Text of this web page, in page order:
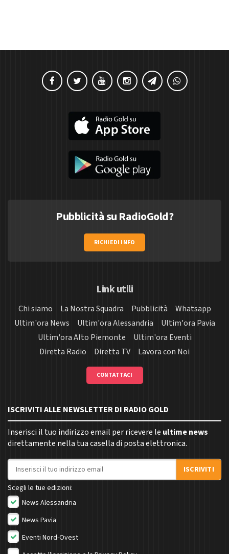
Pubblicità su RadioGold?
RICHIEDI INFO
Link utili
Chi siamo La Nostra Squadra Pubblicità
Whatsapp
Ultim'ora News
Ultim'ora Alessandria
Ultim'ora Pavia
Ultim'ora Alto Piemonte
Ultim'ora Eventi
Diretta Radio
Diretta TV Lavora con Noi
CONTATTACI
ISCRIVITI ALLE NEWSLETTER DI RADIO GOLD
Inserisci il tuo indirizzo email per ricevere le ultime news
direttamente nella tua casella di posta elettronica.
Indirizzo email
ISCRIVITI
Scegli le tue edizioni:
News Alessandria
News Pavia
Eventi Nord-Ovest